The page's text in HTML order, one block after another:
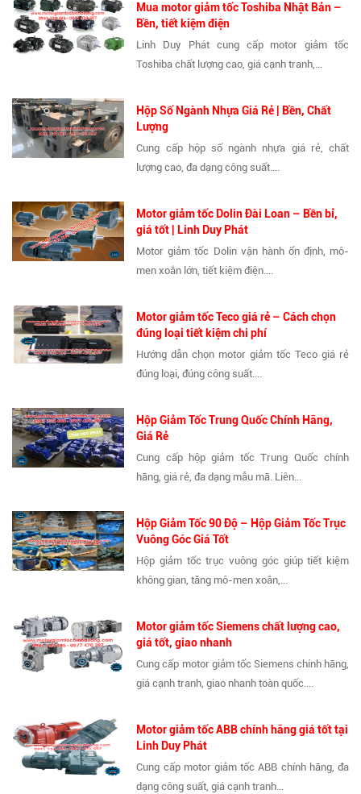
Mua motor giảm tốc Toshiba Nhật Bản –
Bền, tiết kiệm điện
Linh Duy Phát cung cấp motor giảm tốc
Toshiba chất lượng cao, giá cạnh tranh,...
Hộp Số Ngành Nhựa Giá Rẻ | Bền, Chất
Lượng
Cung cấp hộp số ngành nhựa giá rẻ, chất
lượng cao, đa dạng công suất....
Motor giảm tốc Dolin Đài Loan – Bền bỉ,
giá tốt | Linh Duy Phát
Motor giảm tốc Dolin vận hành ổn định, mô-
men xoắn lớn, tiết kiệm điện....
Motor giảm tốc Teco giá rẻ – Cách chọn
đúng loại tiết kiệm chi phí
Hướng dẫn chọn motor giảm tốc Teco giá rẻ
đúng loại, đúng công suất....
Hộp Giảm Tốc Trung Quốc Chính Hãng,
Giá Rẻ
Cung cấp hộp giảm tốc Trung Quốc chính
hãng, giá rẻ, đa dạng mẫu mã. Liên...
Hộp Giảm Tốc 90 Độ – Hộp Giảm Tốc Trục
Vuông Góc Giá Tốt
Hộp giảm tốc trục vuông góc giúp tiết kiệm
không gian, tăng mô-men xoắn,...
Motor giảm tốc Siemens chất lượng cao,
giá tốt, giao nhanh
Cung cấp motor giảm tốc Siemens chính hãng,
giá cạnh tranh, giao nhanh toàn quốc....
Motor giảm tốc ABB chính hãng giá tốt tại
Linh Duy Phát
Cung cấp motor giảm tốc ABB chính hãng, đa
dạng công suất, giá cạnh tranh...